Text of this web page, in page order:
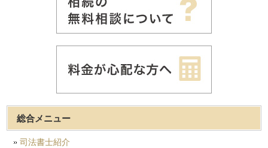
総合メニュー
司法書士紹介